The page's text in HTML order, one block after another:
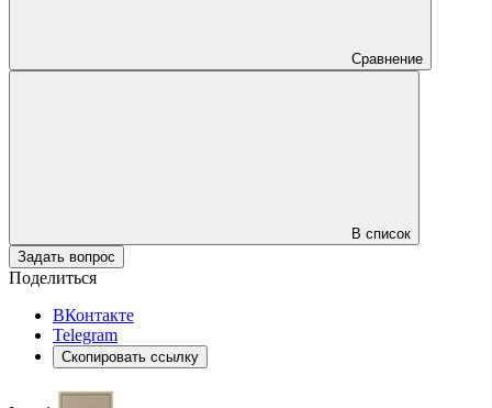
Сравнение
В список
Задать вопрос
Поделиться
ВКонтакте
Telegram
Скопировать ссылку